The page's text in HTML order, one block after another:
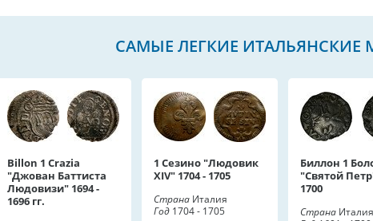
САМЫЕ ЛЕГКИЕ ИТАЛЬЯНСКИЕ
Billon 1 Crazia
"Джован Баттиста
Людовизи" 1694 -
1696 гг.
1 Сезино "Людовик
XIV" 1704 - 1705
Страна Италия
Год 1704 - 1705
Биллон 1
"Святой
1700
Страна Италия